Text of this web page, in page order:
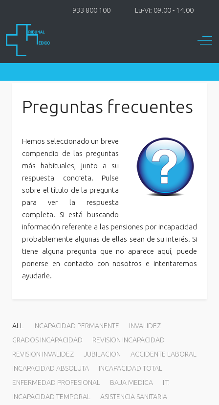
933 800 100 Lu-Vi: 09.00 - 14.00
Off-
Preguntas frecuentes
Hemos seleccionado un breve
compendio de las preguntas
más habituales, junto a su
respuesta concreta. Pulse
sobre el título de la pregunta
para ver la respuesta
completa. Si está buscando
información referente a las pensiones por incapacidad
probablemente algunas de ellas sean de su interés. Si
tiene alguna pregunta que no aparece aquí, puede
ponerse en contacto con nosotros e intentaremos
ayudarle.
ALL INCAPACIDAD PERMANENTE
INVALIDEZ
GRADOS INCAPACIDAD
REVISION INCAPACIDAD
REVISION INVALIDEZ
JUBILACION
ACCIDENTE LABORAL
INCAPACIDAD ABSOLUTA
INCAPACIDAD TOTAL
ENFERMEDAD PROFESIONAL
BAJA MEDICA
I.T.
INCAPACIDAD TEMPORAL
ASISTENCIA SANITARIA